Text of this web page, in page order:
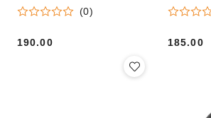
(0)
Cena:
190.00
Cena:
185.00